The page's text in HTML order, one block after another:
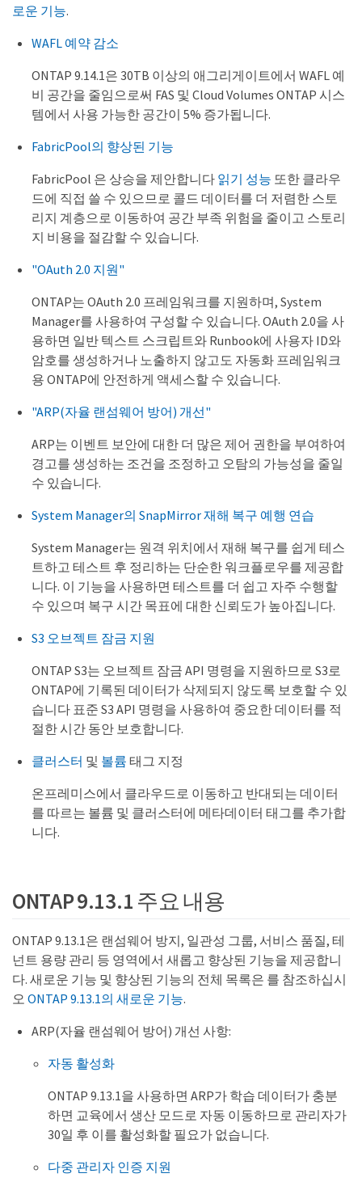
로운 기능.
WAFL 예약 감소
ONTAP 9.14.1은 30TB 이상의 애그리게이트에서 WAFL 예
비 공간을 줄임으로써 FAS 및 Cloud Volumes ONTAP 시스
템에서 사용 가능한 공간이 5% 증가됩니다.
FabricPool의 향상된 기능
FabricPool 은 상승을 제안합니다 읽기 성능 또한 클라우
드에 직접 쓸 수 있으므로 콜드 데이터를 더 저렴한 스토
리지 계층으로 이동하여 공간 부족 위험을 줄이고 스토리
지 비용을 절감할 수 있습니다.
"OAuth 2.0 지원"
ONTAP는 OAuth 2.0 프레임워크를 지원하며, System
Manager를 사용하여 구성할 수 있습니다. OAuth 2.0을 사
용하면 일반 텍스트 스크립트와 Runbook에 사용자 ID와
암호를 생성하거나 노출하지 않고도 자동화 프레임워크
용 ONTAP에 안전하게 액세스할 수 있습니다.
"ARP(자율 랜섬웨어 방어) 개선"
ARP는 이벤트 보안에 대한 더 많은 제어 권한을 부여하여
경고를 생성하는 조건을 조정하고 오탐의 가능성을 줄일
수 있습니다.
System Manager의 SnapMirror 재해 복구 예행 연습
System Manager는 원격 위치에서 재해 복구를 쉽게 테스
트하고 테스트 후 정리하는 단순한 워크플로우를 제공합
니다. 이 기능을 사용하면 테스트를 더 쉽고 자주 수행할
수 있으며 복구 시간 목표에 대한 신뢰도가 높아집니다.
S3 오브젝트 잠금 지원
ONTAP S3는 오브젝트 잠금 API 명령을 지원하므로 S3로
ONTAP에 기록된 데이터가 삭제되지 않도록 보호할 수 있
습니다 표준 S3 API 명령을 사용하여 중요한 데이터를 적
절한 시간 동안 보호합니다.
클러스터 및 볼륨 태그 지정
온프레미스에서 클라우드로 이동하고 반대되는 데이터
를 따르는 볼륨 및 클러스터에 메타데이터 태그를 추가합
니다.
ONTAP 9.13.1 주요 내용
ONTAP 9.13.1은 랜섬웨어 방지, 일관성 그룹, 서비스 품질, 테
넌트 용량 관리 등 영역에서 새롭고 향상된 기능을 제공합니
다. 새로운 기능 및 향상된 기능의 전체 목록은 를 참조하십시
오 ONTAP 9.13.1의 새로운 기능.
ARP(자율 랜섬웨어 방어) 개선 사항:
자동 활성화
ONTAP 9.13.1을 사용하면 ARP가 학습 데이터가 충분
하면 교육에서 생산 모드로 자동 이동하므로 관리자가
30일 후 이를 활성화할 필요가 없습니다.
다중 관리자 인증 지원